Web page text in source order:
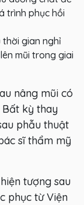
trình phục hồi
gian nghỉ
mũi trong giai
nâng mũi có
Bất kỳ thay
phẫu thuật
sĩ thẩm mỹ
tượng sau
phục từ Viện